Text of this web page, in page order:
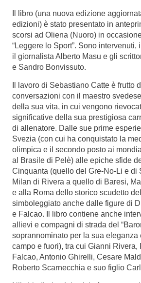
Il libro (una nuova edizione
edizioni) è stato presentato in
scorsi ad Oliena (Nuoro) in
“Leggere lo Sport”. Sono intervenuti,
il giornalista Alberto Masu e gli
e Sandro Bonvissuto.
Il lavoro di Sebastiano Catte è frutto
conversazioni con il maestro
della sua vita, in cui vengono
significative della sua prestigiosa
di allenatore. Dalle sue prime
Svezia (con cui ha conquistato la
olimpica e il secondo posto ai
al Brasile di Pelè) alle epiche sfide
Cinquanta (quello del Gre-No-Li e di
Milan di Rivera a quello di Baresi,
e alla Roma dello storico scudetto
simboleggiato anche dalle figure di
e Falcao. Il libro contiene anche
allievi e compagni di strada del
soprannominato per la sua eleganza
campo e fuori), tra cui Gianni Rivera,
Falcao, Antonio Ghirelli, Cesare
Roberto Scarnecchia e suo figlio